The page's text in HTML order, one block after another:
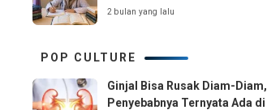
2 bulan yang lalu
POP CULTURE
Ginjal Bisa Rusak Diam-Diam,
Penyebabnya Ternyata Ada di